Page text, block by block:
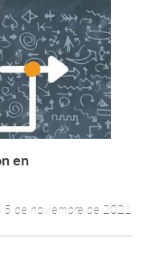
Leer más +
en
5 de noviembre de 2021